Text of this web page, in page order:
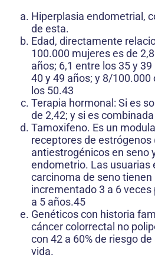
Hiperplasia endometrial,
de esta.
Edad, directamente
100.000 mujeres es de
años; 6,1 entre los 35 y
40 y 49 años; y 8/100.000
los 50.43
Terapia hormonal: Si es
de 2,42; y si es
Tamoxifeno. Es un
receptores de estrógenos
antiestrogénicos en seno
endometrio. Las usuarias
carcinoma de seno tienen
incrementado 3 a 6
a 5 años.45
Genéticos con historia
cáncer colorrectal no
con 42 a 60% de riesgo
vida.